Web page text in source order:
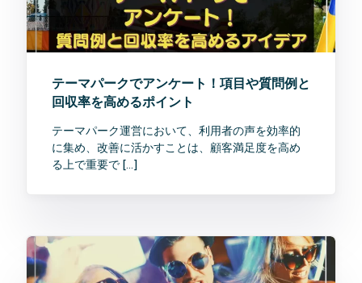
テーマパークでアンケート！項目や質問例と
回収率を高めるポイント
テーマパーク運営において、利用者の声を効率的
に集め、改善に活かすことは、顧客満足度を高め
る上で重要で […]